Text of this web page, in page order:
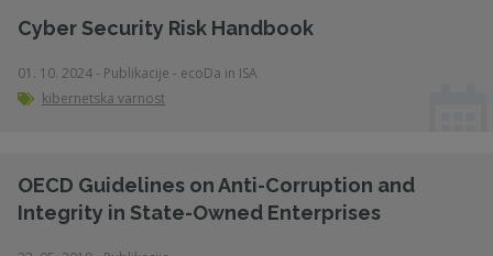
Cyber Security Risk Handbook
01. 10. 2024 - Publikacije - ecoDa in ISA
kibernetska varnost
OECD Guidelines on Anti-Corruption and
Integrity in State-Owned Enterprises